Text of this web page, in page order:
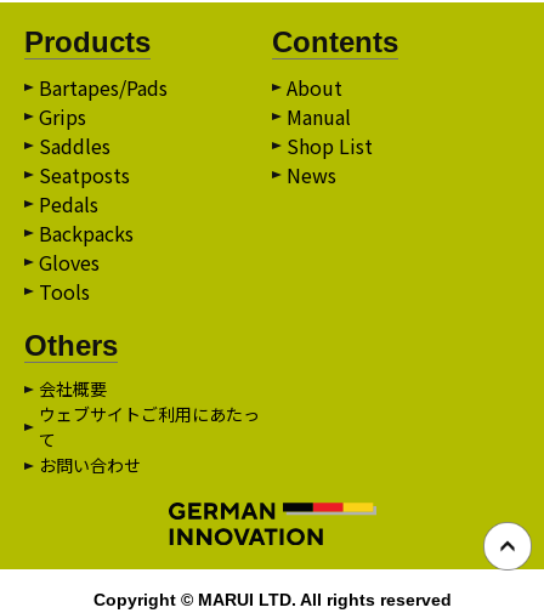
Products
Bartapes/Pads
Grips
Saddles
Seatposts
Pedals
Backpacks
Gloves
Tools
Contents
About
Manual
Shop List
News
Others
会社概要
ウェブサイトご利用にあたっ
て
お問い合わせ
Copyright © MARUI LTD. All rights reserved